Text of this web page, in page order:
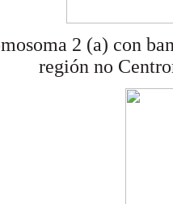
2 (a) con
región no